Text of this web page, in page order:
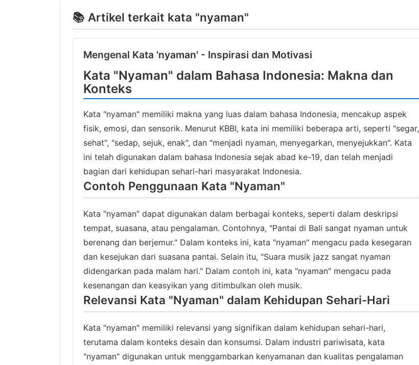
📚 Artikel terkait kata "nyaman"
Mengenal Kata 'nyaman' - Inspirasi dan Motivasi
Kata "Nyaman" dalam Bahasa Indonesia: Makna dan
Konteks
Kata "nyaman" memiliki makna yang luas dalam bahasa Indonesia, mencakup aspek
fisik, emosi, dan sensorik. Menurut KBBI, kata ini memiliki beberapa arti, seperti "segar,
sehat", "sedap, sejuk, enak", dan "menjadi nyaman, menyegarkan, menyejukkan". Kata
ini telah digunakan dalam bahasa Indonesia sejak abad ke-19, dan telah menjadi
bagian dari kehidupan sehari-hari masyarakat Indonesia.
Contoh Penggunaan Kata "Nyaman"
Kata "nyaman" dapat digunakan dalam berbagai konteks, seperti dalam deskripsi
tempat, suasana, atau pengalaman. Contohnya, "Pantai di Bali sangat nyaman untuk
berenang dan berjemur." Dalam konteks ini, kata "nyaman" mengacu pada kesegaran
dan kesejukan dari suasana pantai. Selain itu, "Suara musik jazz sangat nyaman
didengarkan pada malam hari." Dalam contoh ini, kata "nyaman" mengacu pada
kesenangan dan keasyikan yang ditimbulkan oleh musik.
Relevansi Kata "Nyaman" dalam Kehidupan Sehari-Hari
Kata "nyaman" memiliki relevansi yang signifikan dalam kehidupan sehari-hari,
terutama dalam konteks desain dan konsumsi. Dalam industri pariwisata, kata
"nyaman" digunakan untuk menggambarkan kenyamanan dan kualitas pengalaman